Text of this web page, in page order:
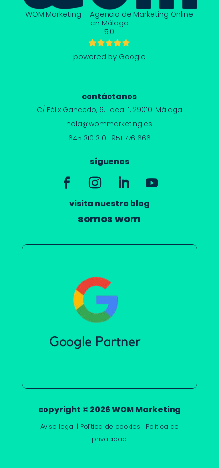
WOM Marketing – Agencia de Marketing Online
en Málaga
5,0
powered by Google
contáctanos
C/ Félix Gancedo, 6. Local 1. 29010. Málaga
hola@wommarketing.es
645 310 310 · 951 776 666
síguenos
visita nuestro blog
somos wom
copyright © 2026 WOM Marketing
Aviso legal | Política de cookies | Política de
privacidad